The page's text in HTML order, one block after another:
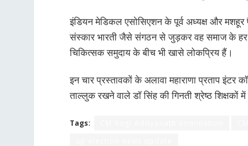
इंडियन मेडिकल एसोसिएशन के पूर्व अध्यक्ष और मशहूर
संस्कार भारती जैसे संगठन से जुड़कर वह समाज के हर
चिकित्सक समुदाय के बीच भी खासे लोकप्रिय हैं।
इन चार प्रस्तावकों के अलावा महाराणा प्रताप
ताल्लुक रखने वाले डॉ सिंह की गिनती श्रेष्ठ शिक्षकों
Tags: